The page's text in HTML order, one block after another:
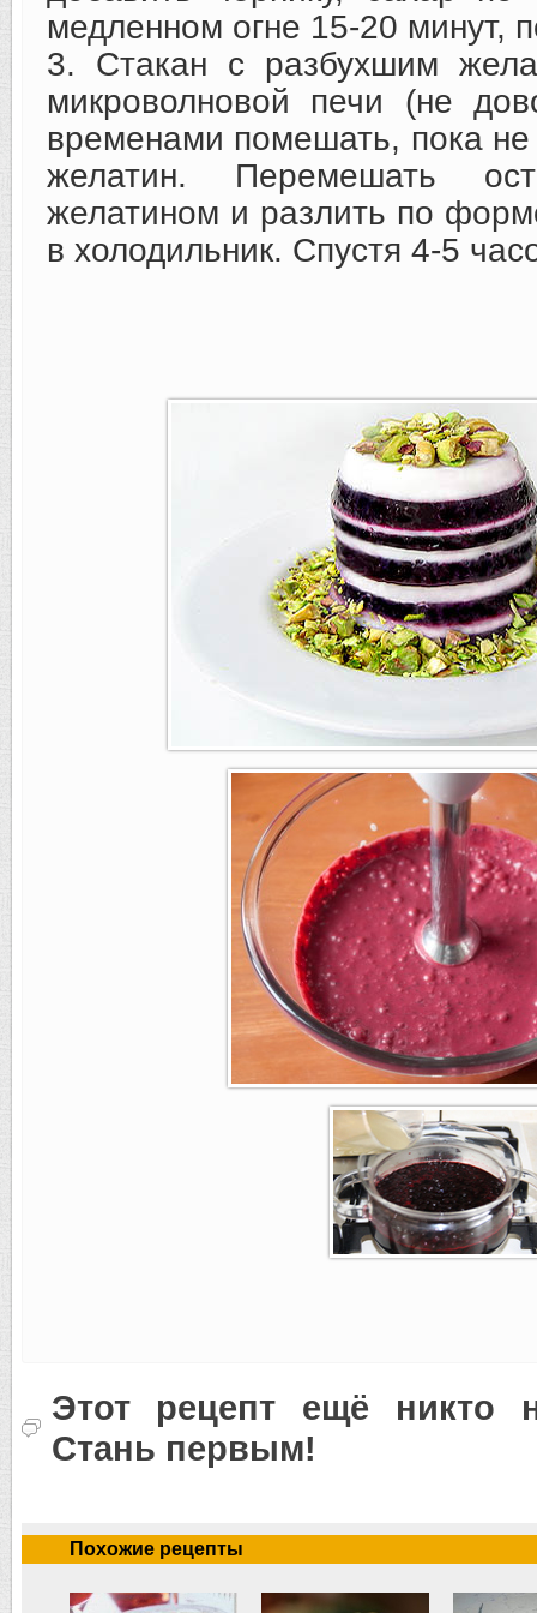
медленном огне 15-20 минут,
3. Стакан с разбухшим
микроволновой печи (не
временами помешать, пока
желатин. Перемешать
желатином и разлить по
в холодильник. Спустя 4-5
Этот рецепт ещё никто
Стань первым!
Похожие рецепты